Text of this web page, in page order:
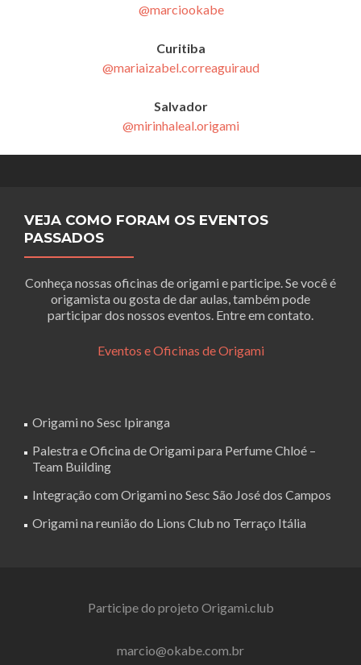
@marciookabe
Curitiba
@mariaizabel.correaguiraud
Salvador
@mirinhaleal.origami
VEJA COMO FORAM OS EVENTOS
PASSADOS
Conheça nossas oficinas de origami e participe. Se você é
origamista ou gosta de dar aulas, também pode
participar dos nossos eventos. Entre em contato.
Eventos e Oficinas de Origami
Origami no Sesc Ipiranga
Palestra e Oficina de Origami para Perfume Chloé –
Team Building
Integração com Origami no Sesc São José dos Campos
Origami na reunião do Lions Club no Terraço Itália
Participe do projeto Origami.club
marcio@okabe.com.br